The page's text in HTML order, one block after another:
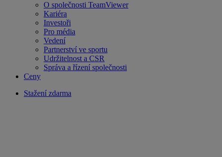
O společnosti TeamViewer
Kariéra
Investoři
Pro média
Vedení
Partnerství ve sportu
Udržitelnost a CSR
Správa a řízení společnosti
Ceny
Stažení zdarma